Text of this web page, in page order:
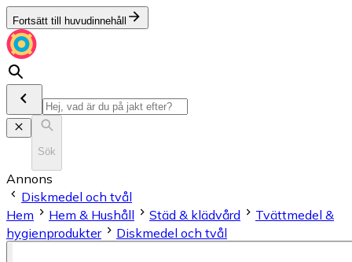
Fortsätt till huvudinnehåll
Sök
Annons
Diskmedel och tvål
Hem
Hem & Hushåll Städ & klädvård
Tvättmedel &
hygienprodukter
Diskmedel och tvål